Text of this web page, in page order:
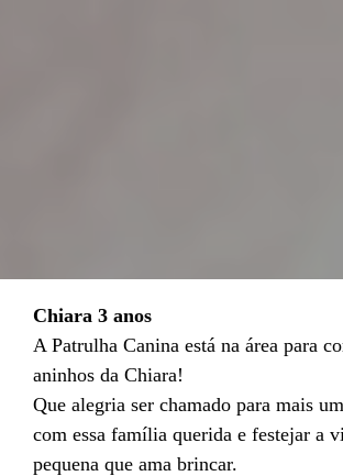
Chiara 3 anos
A Patrulha Canina está na área para
aninhos da Chiara!
Que alegria ser chamado para mais
com essa família querida e festejar a
pequena que ama brincar.